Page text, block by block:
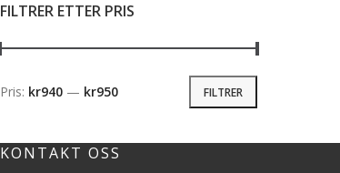
FILTRER ETTER PRIS
FILTRER
Pris: kr940 — kr950
KONTAKT OSS